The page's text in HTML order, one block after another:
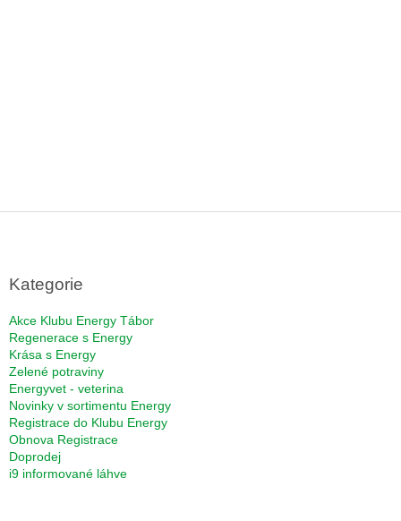
Kategorie
Akce Klubu Energy Tábor
Regenerace s Energy
Krása s Energy
Zelené potraviny
Energyvet - veterina
Novinky v sortimentu Energy
Registrace do Klubu Energy
Obnova Registrace
Doprodej
i9 informované láhve